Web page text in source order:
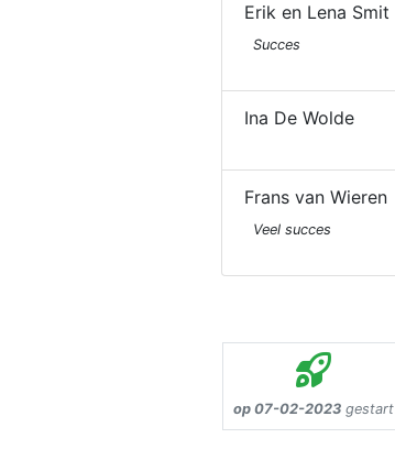
Erik en Lena Smit
Succes
Ina De Wolde
Frans van Wieren
Veel succes
op 07-02-2023 gestart